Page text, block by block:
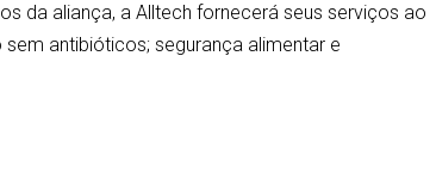
da aliança, a Alltech fornecerá seus serviços ao
antibióticos; segurança alimentar e